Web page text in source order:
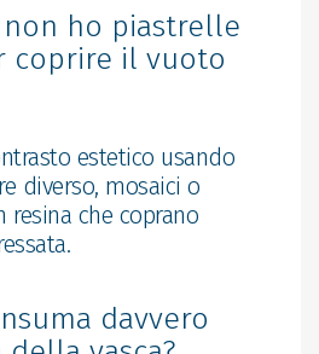
non ho piastrelle
coprire il vuoto
estetico usando
diverso, mosaici o
che coprano
davvero